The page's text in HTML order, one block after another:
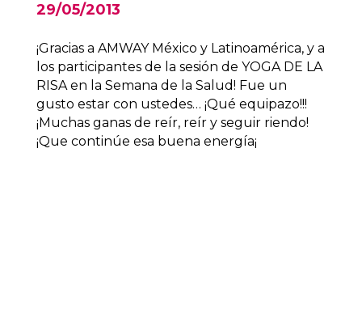
29/05/2013
¡Gracias a AMWAY México y Latinoamérica, y a
los participantes de la sesión de YOGA DE LA
RISA en la Semana de la Salud! Fue un
gusto estar con ustedes… ¡Qué equipazo!!!
¡Muchas ganas de reír, reír y seguir riendo!
¡Que continúe esa buena energía¡